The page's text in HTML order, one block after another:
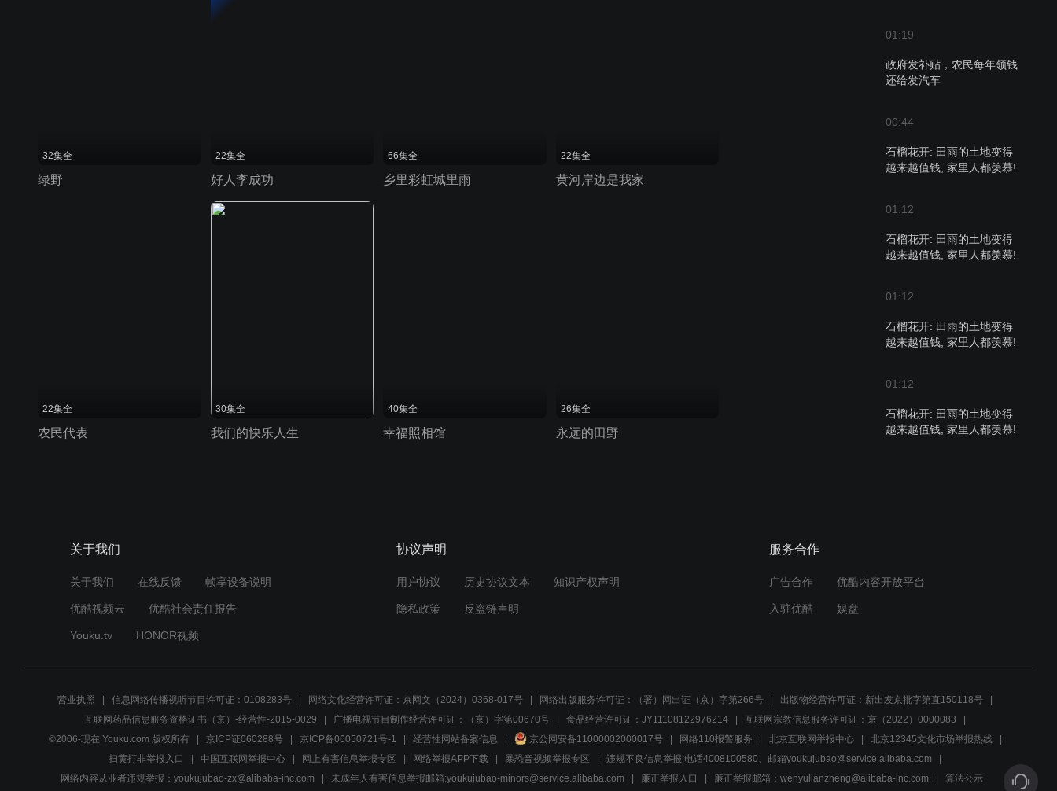
01:19
政府发补贴，农民每年领钱
还给发汽车
00:44
石榴花开: 田雨的土地变得
越来越值钱, 家里人都羡慕!
01:12
石榴花开: 田雨的土地变得
越来越值钱, 家里人都羡慕!
01:12
石榴花开: 田雨的土地变得
越来越值钱, 家里人都羡慕!
01:12
石榴花开: 田雨的土地变得
越来越值钱, 家里人都羡慕!
石榴花开: 田雨的土地变得
赶紧跑路
02:51
象牙山“祸”元甲，50岁正是
闯的年纪
32集全
绿野
22集全
好人李成功
66集全
乡里彩虹城里雨
22集全
黄河岸边是我家
22集全
农民代表
30集全
我们的快乐人生
40集全
幸福照相馆
26集全
永远的田野
关于我们
关于我们 在线反馈 帧享设备说明
优酷视频云 优酷社会责任报告
Youku.tv HONOR视频
协议声明
用户协议 历史协议文本 知识产权声明
隐私政策 反盗链声明
服务合作
广告合作 优酷内容开放平台
入驻优酷 娱盘
营业执照 信息网络传播视听节目许可证：0108283号 网络文化经营许可证：京网文（2024）0368-017号 网络出版服务许可证：（署）网出证（京）字第266号
出版物经营许可证：新出发京批字第直150118号
互联网药品信息服务资格证书（京）-经营性-2015-0029
广播电视节目制作经营许可证：（京）字第00670号 食品经营许可证：JY11108122976214
互联网宗教信息服务许可证：京（2022）0000083
©2006-现在 Youku.com 版权所有
京ICP证060288号 京ICP备06050721号-1 经营性网站备案信息 京公网安备11000002000017号 网络110报警服务 北京互联网举报中心
北京12345文化市场举报热线
扫黄打非举报入口
中国互联网举报中心 网上有害信息举报专区 网络举报APP下载 暴恐音视频举报专区
违规不良信息举报:电话4008100580、邮箱youkujubao@service.alibaba.com
网络内容从业者违规举报：youkujubao-zx@alibaba-inc.com
未成年人有害信息举报邮箱:youkujubao-minors@service.alibaba.com 廉正举报入口 廉正举报邮箱：wenyulianzheng@alibaba-inc.com 算法公示